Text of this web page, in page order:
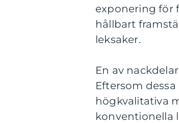
exponering för
hållbart
leksaker.
En av
Eftersom
högkvalitativa
konventionella